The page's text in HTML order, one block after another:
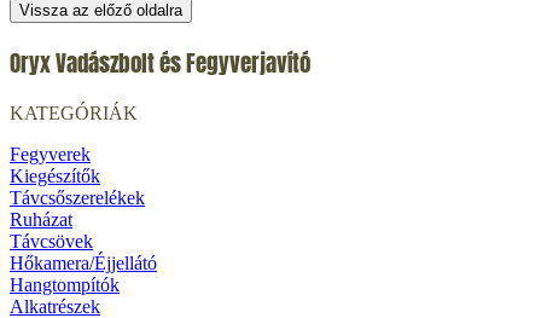
Vissza az előző oldalra
Oryx Vadászbolt és Fegyverjavító
KATEGÓRIÁK
Fegyverek
Kiegészítők
Távcsőszerelékek
Ruházat
Távcsövek
Hőkamera/Éjjellátó
Hangtompítók
Alkatrészek